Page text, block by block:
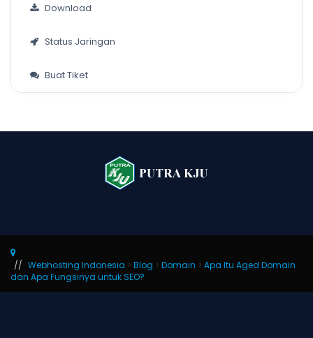
Download
Status Jaringan
Buat Tiket
Webhosting Indonesia > Blog > Domain > Apa Itu Aged Domain
dan Apa Fungsinya untuk SEO?